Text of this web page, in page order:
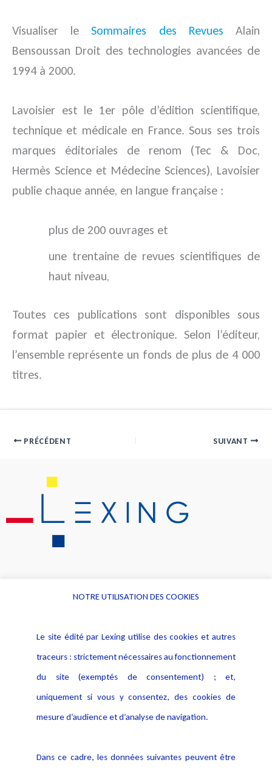
Visualiser leSommaires des Revues Alain
Bensoussan Droit des technologies avancées de
1994 à 2000.
Lavoisier est le 1er pôle d’édition scientifique,
technique et médicale en France. Sous ses trois
marques éditoriales de renom (Tec & Doc,
Hermès Science et Médecine Sciences), Lavoisier
publie chaque année, en langue française :
plus de 200 ouvrages et
une trentaine de revues scientifiques de
haut niveau,
Toutes ces publications sont disponibles sous
format papier et électronique. Selon l’éditeur,
l’ensemble représente un fonds de plus de 4 000
titres.
PRÉCÉDENT SUIVANT
Alerte professionnelle
Déclaration d'accessibilité
Notice Légale
Politique de protection des
données
Publications
NOTRE UTILISATION DES COOKIES
Le site édité par Lexing utilise des cookies et autres
traceurs : strictement nécessaires au fonctionnement
du site (exemptés de consentement) ; et,
uniquement si vous y consentez, des cookies de
mesure d’audience et d’analyse de navigation.
Dans ce cadre, les données suivantes peuvent être